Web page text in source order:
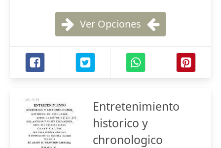
Ver Opciones
Entretenimiento
historico y
chronologico